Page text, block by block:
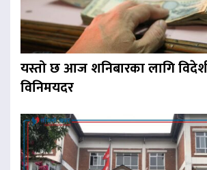
यस्तो छ आज शनिबारका लागि
विनिमयदर